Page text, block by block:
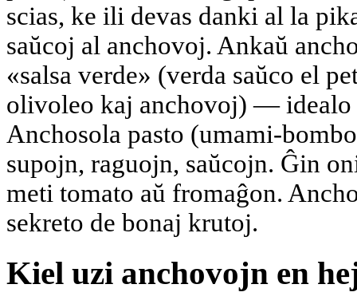
scias, ke ili devas danki al la
saŭcoj al anchovoj. Ankaŭ
«salsa verde» (verda saŭco el
olivoleo kaj anchovoj) — idealo
Anchosola pasto (umami-
supojn, raguojn, saŭcojn. Ĝin
meti tomato aŭ fromaĝon.
sekreto de bonaj krutoj.
Kiel uzi anchovojn en